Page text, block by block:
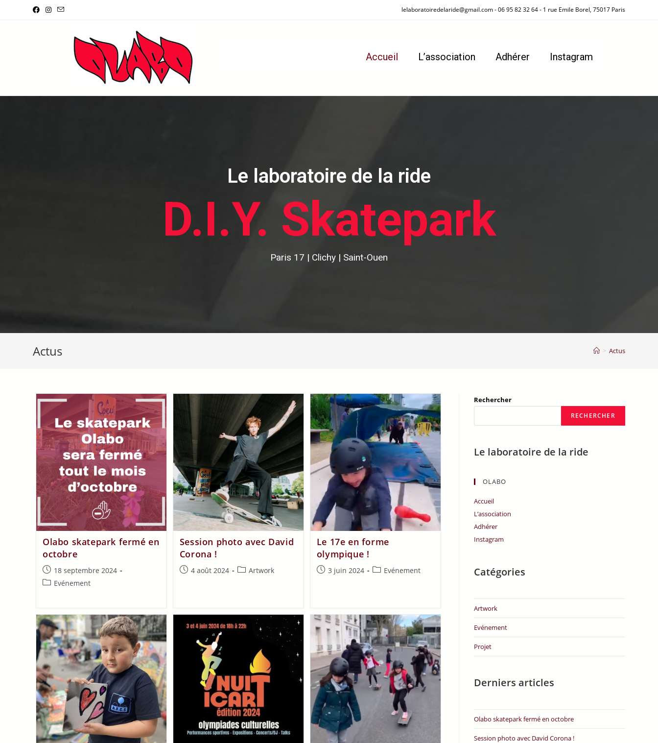
lelaboratoiredelaride@gmail.com - 06 95 82 32 64 - 1 rue Emile Borel, 75017 Paris
Accueil L’association Adhérer Instagram
Le laboratoire de la ride
D.I.Y. Skatepark
Paris 17 | Clichy | Saint-Ouen
Actus > Actus
Olabo skatepark fermé en
octobre
18 septembre 2024
Evénement
Session photo avec David
Corona !
4 août 2024 Artwork
Le 17e en forme
olympique !
3 juin 2024 Evénement
Rechercher
RECHERCHER
Le laboratoire de la ride
OLABO
Accueil
L’association
Adhérer
Instagram
Catégories
Artwork
Evénement
Projet
Derniers articles
Olabo skatepark fermé en octobre
Session photo avec David Corona !